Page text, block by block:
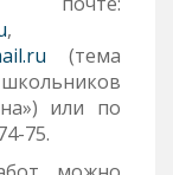
,
(тема
или по
75.